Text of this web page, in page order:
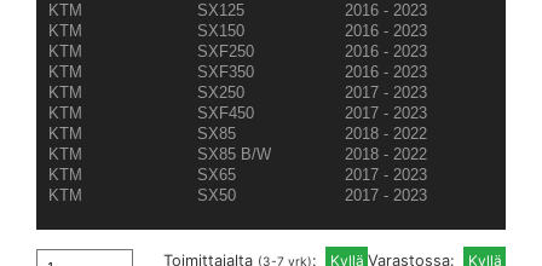
KTM
SX125
2016 - 2023
KTM
SX150
2016 - 2023
KTM
SXF250
2016 - 2023
KTM
SXF350
2016 - 2023
KTM
SX250
2017 - 2023
KTM
SXF450
2017 - 2023
KTM
SX85
2018 - 2022
KTM
SX85 B/W
2018 - 2022
KTM
SX65
2017 - 2023
KTM
SX50 2017 - 2023
Varastossa:
Toimittajalta (3-7 vrk):